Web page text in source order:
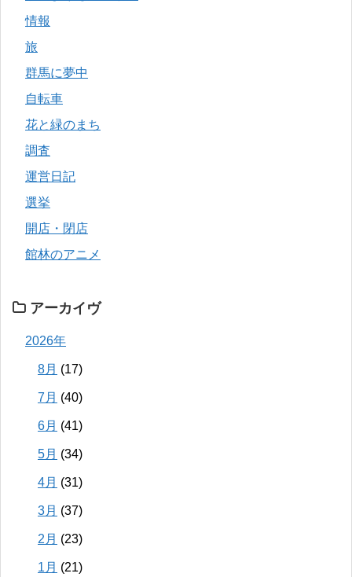
情報
旅
群馬に夢中
自転車
花と緑のまち
調査
運営日記
選挙
開店・閉店
館林のアニメ
アーカイヴ
2026年
8月 (17)
7月 (40)
6月 (41)
5月 (34)
4月 (31)
3月 (37)
2月 (23)
1月 (21)